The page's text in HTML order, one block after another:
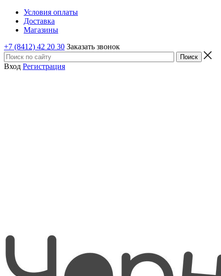
Условия оплаты
Доставка
Магазины
+7 (8412) 42 20 30 Заказать звонок
Вход Регистрация